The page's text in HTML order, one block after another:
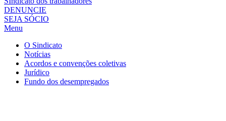
Sindicato
dos
Radialistas
São
Paulo
Sindicato
DENUNCIE
SEJA SÓCIO
Menu
O Sindicato
Notícias
Acordos e convenções coletivas
Jurídico
Fundo dos desempregados